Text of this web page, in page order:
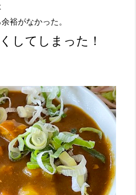
裕がなかった。
してしまった！